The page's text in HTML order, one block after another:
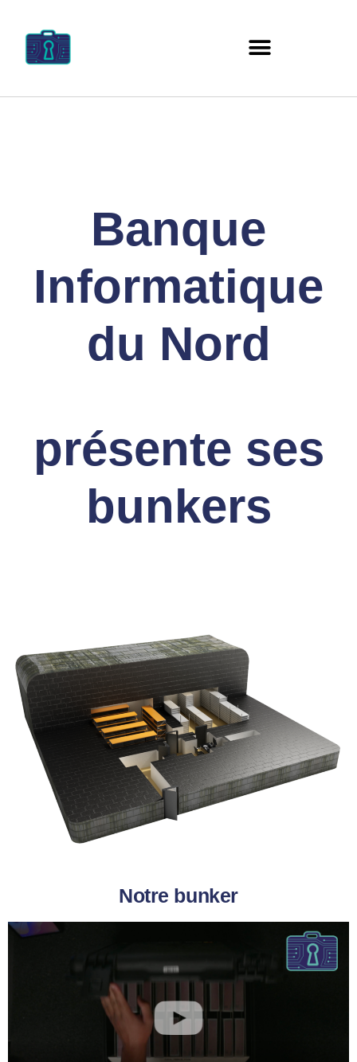
Banque
Informatique
du Nord
présente ses
bunkers
Notre bunker